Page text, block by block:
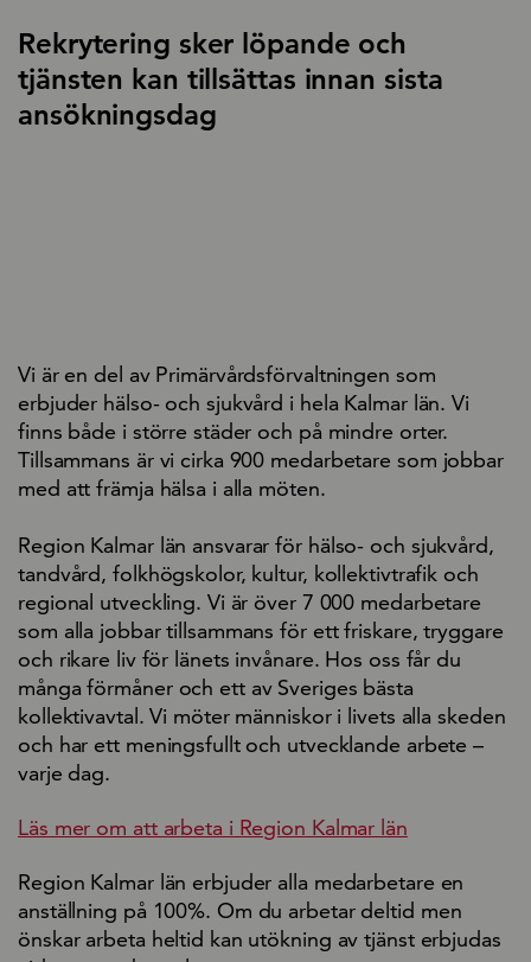
Rekrytering sker löpande och
tjänsten kan tillsättas innan sista
ansökningsdag
Vi är en del av Primärvårdsförvaltningen som
erbjuder hälso- och sjukvård i hela Kalmar län. Vi
finns både i större städer och på mindre orter.
Tillsammans är vi cirka 900 medarbetare som jobbar
med att främja hälsa i alla möten.
Region Kalmar län ansvarar för hälso- och sjukvård,
tandvård, folkhögskolor, kultur, kollektivtrafik och
regional utveckling. Vi är över 7 000 medarbetare
som alla jobbar tillsammans för ett friskare, tryggare
och rikare liv för länets invånare. Hos oss får du
många förmåner och ett av Sveriges bästa
kollektivavtal. Vi möter människor i livets alla skeden
och har ett meningsfullt och utvecklande arbete –
varje dag.
Läs mer om att arbeta i Region Kalmar län
Region Kalmar län erbjuder alla medarbetare en
anställning på 100%. Om du arbetar deltid men
önskar arbeta heltid kan utökning av tjänst erbjudas